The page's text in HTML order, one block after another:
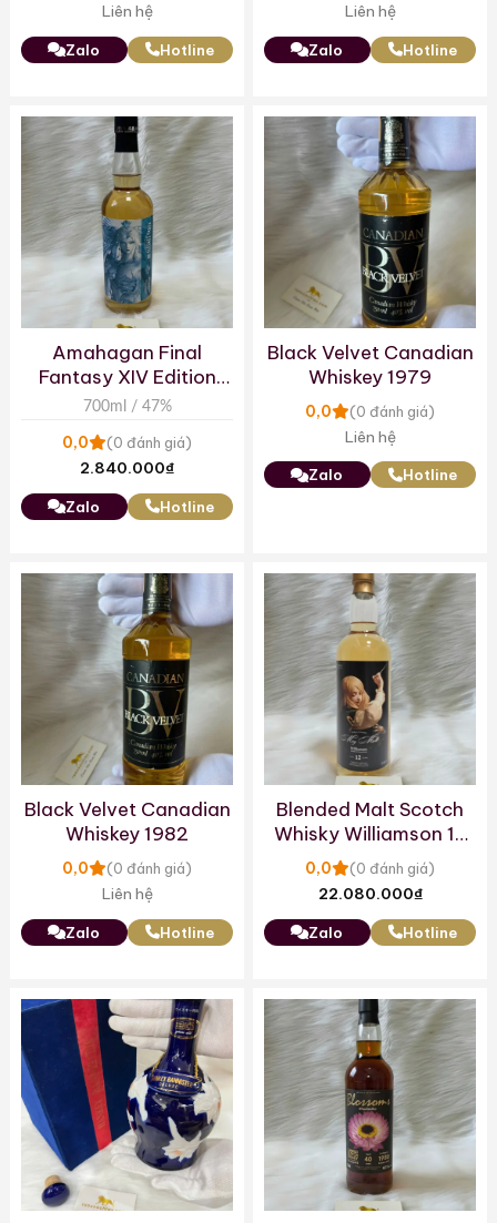
Liên hệ
Zalo Hotline
Liên hệ
Zalo Hotline
Amahagan Final
Fantasy XIV Edition
Hydaelyn
700ml / 47%
0,0 (0 đánh giá)
2.840.000₫
Zalo Hotline
Black Velvet Canadian
Whiskey 1979
0,0 (0 đánh giá)
Liên hệ
Zalo Hotline
Black Velvet Canadian
Whiskey 1982
0,0 (0 đánh giá)
Liên hệ
Zalo Hotline
Blended Malt Scotch
Whisky Williamson 12
Year – Mag Mel –
Barrel
0,0 (0 đánh giá)
22.080.000₫
Zalo Hotline